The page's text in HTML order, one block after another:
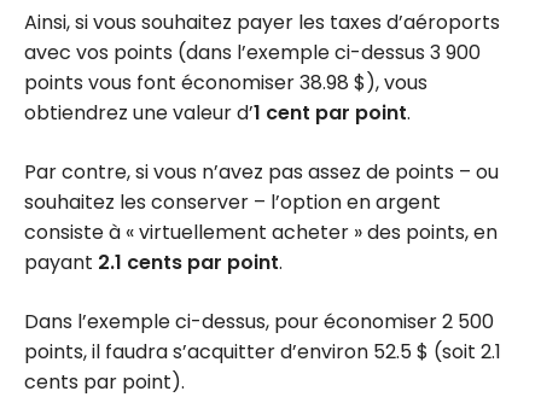
Ainsi, si vous souhaitez payer les taxes d’aéroports
avec vos points (dans l’exemple ci-dessus 3 900
points vous font économiser 38.98 $), vous
obtiendrez une valeur d’1 cent par point.
Par contre, si vous n’avez pas assez de points – ou
souhaitez les conserver – l’option en argent
consiste à « virtuellement acheter » des points, en
payant 2.1 cents par point.
Dans l’exemple ci-dessus, pour économiser 2 500
points, il faudra s’acquitter d’environ 52.5 $ (soit 2.1
cents par point).